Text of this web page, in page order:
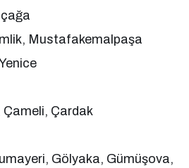
Mustafakemalpaşa
Çameli, Çardak
Gölyaka, Gümüşova,